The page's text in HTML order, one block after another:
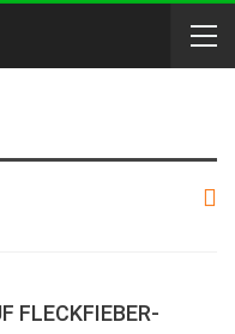
FLECKFIEBER-